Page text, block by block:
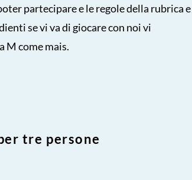
partecipare e le regole della rubrica e
se vi va di giocare con noi vi
M come mais.
tre persone